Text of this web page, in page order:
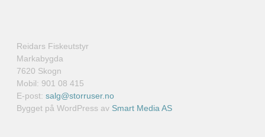
Reidars Fiskeutstyr
Markabygda
7620 Skogn
Mobil: 901 08 415
E-post: salg@storruser.no
Bygget på WordPress av Smart Media AS